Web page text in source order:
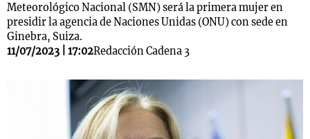
Meteorológico Nacional (SMN) será la primera mujer en
presidir la agencia de Naciones Unidas (ONU) con sede en
Ginebra, Suiza.
11/07/2023 | 17:02Redacción Cadena 3